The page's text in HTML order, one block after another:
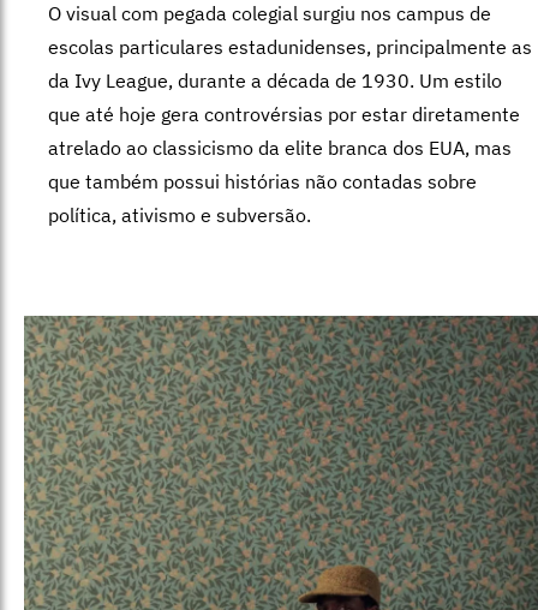
O visual com pegada colegial surgiu nos campus de
escolas particulares estadunidenses, principalmente as
da Ivy League, durante a década de 1930. Um estilo
que até hoje gera controvérsias por estar diretamente
atrelado ao classicismo da elite branca dos EUA, mas
que também possui histórias não contadas sobre
política, ativismo e subversão.